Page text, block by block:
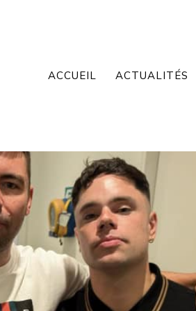
ACCUEIL ACTUALITÉS